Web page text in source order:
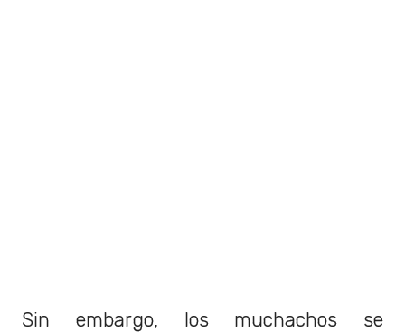
Sin embargo, los muchachos se